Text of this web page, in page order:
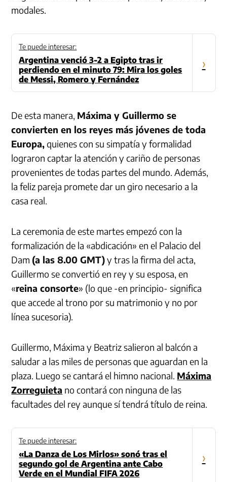
modales.
Te puede interesar:
Argentina venció 3-2 a Egipto tras ir
perdiendo en el minuto 79: Mira los goles
de Messi, Romero y Fernández
›
De esta manera, Máxima y Guillermo se
convierten en los reyes más jóvenes de toda
Europa,quienes con su simpatía y formalidad
lograron captar la atención y cariño de personas
provenientes de todas partes del mundo. Además,
la feliz pareja promete dar un giro necesario a la
casa real.
La ceremonia de este martes empezó con la
formalización de la «abdicación» en el Palacio del
Dam (a las 8.00 GMT)y tras la firma del acta,
Guillermo se convertió en rey y su esposa, en
«reina consorte» (lo que -en principio- significa
que accede al trono por su matrimonio y no por
línea sucesoria).
Guillermo, Máxima y Beatriz salieron al balcón a
saludar a las miles de personas que aguardan en la
plaza. Luego se cantará el himno nacional. Máxima
Zorreguieta no contará con ninguna de las
facultades del rey aunque sí tendrá título de reina.
Te puede interesar:
«La Danza de Los Mirlos» sonó tras el
segundo gol de Argentina ante Cabo
Verde en el Mundial FIFA 2026
›